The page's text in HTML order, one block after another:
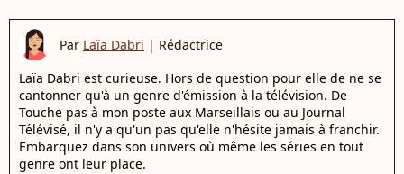
Par Laïa Dabri | Rédactrice
Laïa Dabri est curieuse. Hors de question pour elle de ne se
cantonner qu'à un genre d'émission à la télévision. De
Touche pas à mon poste aux Marseillais ou au Journal
Télévisé, il n'y a qu'un pas qu'elle n'hésite jamais à franchir.
Embarquez dans son univers où même les séries en tout
genre ont leur place.